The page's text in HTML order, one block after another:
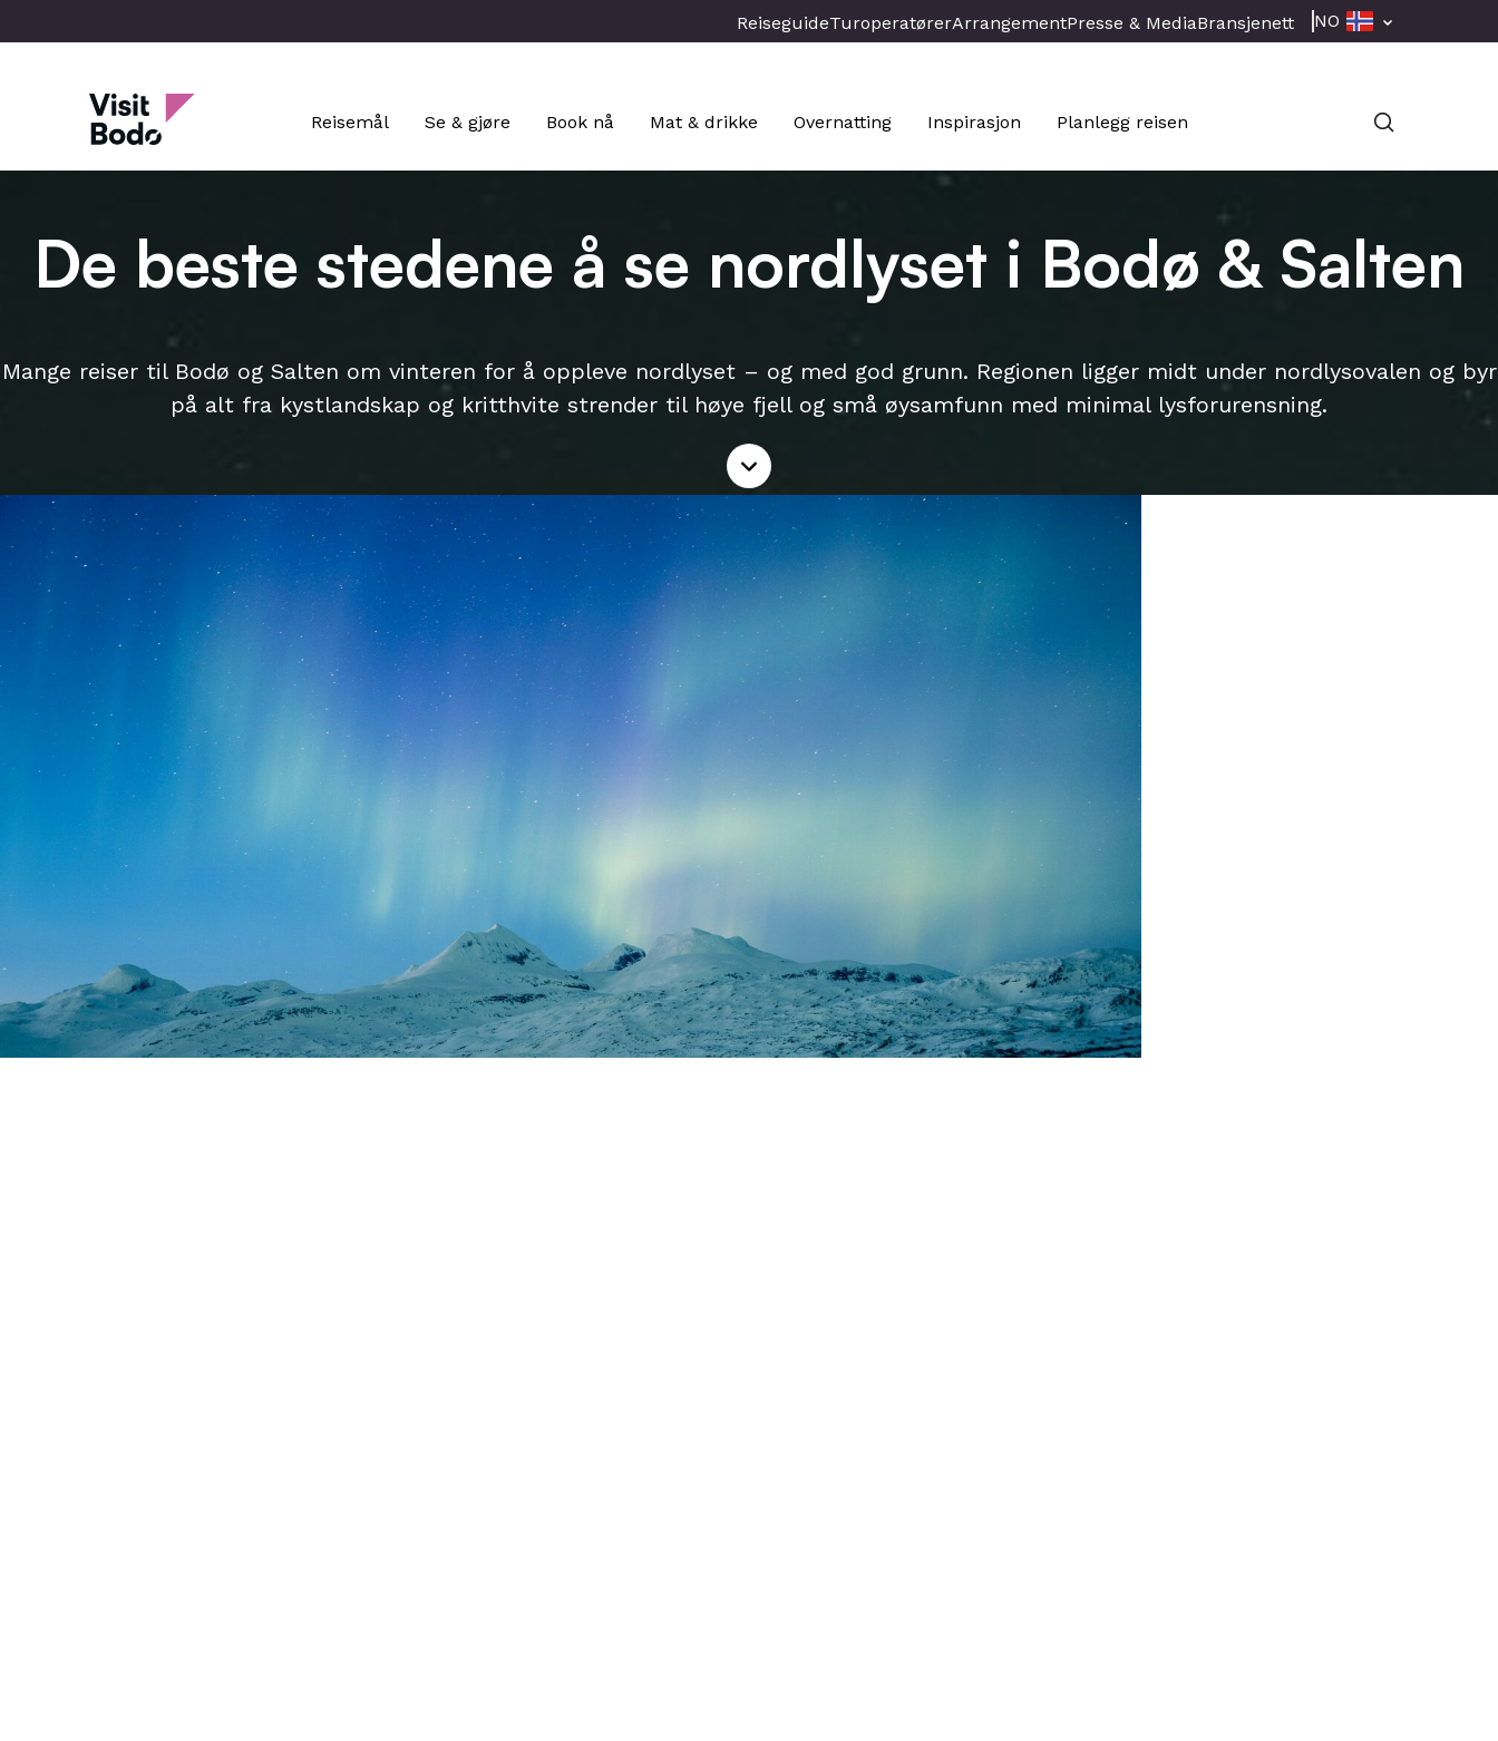
to
ReiseguideTuroperatørerArrangementPresse & MediaBransjenett NO
Visit Bodo
Reisemål Se & gjøre Book nå Mat & drikke Overnatting Inspirasjon Planlegg reisen
De beste stedene å se nordlyset i Bodø & Salten
Mange reiser til Bodø og Salten om vinteren for å oppleve nordlyset – og med god grunn. Regionen ligger midt under nordlysovalen og byr
på alt fra kystlandskap og kritthvite strender til høye fjell og små øysamfunn med minimal lysforurensning.
Les
mer